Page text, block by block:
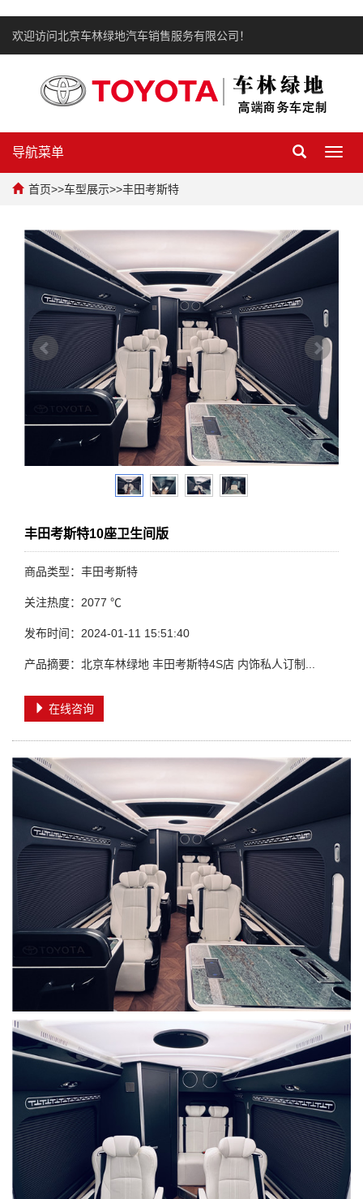
欢迎访问北京车林绿地汽车销售服务有限公司！
导航菜单
首页>>车型展示>>丰田考斯特
丰田考斯特10座卫生间版
商品类型：丰田考斯特
关注热度：2077 ℃
发布时间：2024-01-11 15:51:40
产品摘要：北京车林绿地 丰田考斯特4S店 内饰私人订制...
在线咨询